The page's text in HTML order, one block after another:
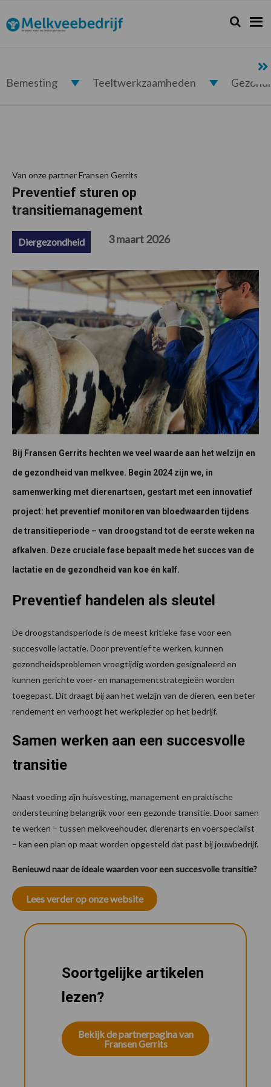
de
hoofdnavigatie
de
hoofd
de
eerste
de
voettekst
Melkveebedrijf.nl Zoeken...
Zoek
Bemesting Teeltwerkzaamheden
Van onze partner Fransen Gerrits
Preventief sturen op
transitiemanagement
Diergezondheid 3 maart 2026
Bij Fransen Gerrits hechten we veel waarde aan het welzijn en
de gezondheid van melkvee. Begin 2024 zijn we, in
samenwerking met dierenartsen, gestart met een innovatief
project: het preventief monitoren van bloedwaarden tijdens
de transitieperiode – van droogstand tot de eerste weken na
afkalven. Deze cruciale fase bepaalt mede het succes van de
lactatie en de gezondheid van koe én kalf.
Preventief handelen als sleutel
De droogstandsperiode is de meest kritieke fase voor een
succesvolle lactatie. Door preventief te werken, kunnen
gezondheidsproblemen vroegtijdig worden gesignaleerd en
kunnen gerichte voer- en managementstrategieën worden
toegepast. Dit draagt bij aan het welzijn van de dieren, een beter
rendement en verhoogt het werkplezier op het bedrijf.
Samen werken aan een succesvolle
transitie
Naast voeding zijn huisvesting, management en praktische
ondersteuning belangrijk voor een gezonde transitie. Door samen
te werken – tussen melkveehouder, dierenarts en voerspecialist
– kan een plan op maat worden opgesteld dat past bij jouwbedrijf.
Benieuwd naar de ideale waarden voor een succesvolle transitie?
Lees verder op onze website
Soortgelijke artikelen
lezen?
Bekijk de partnerpagina van
Fransen Gerrits